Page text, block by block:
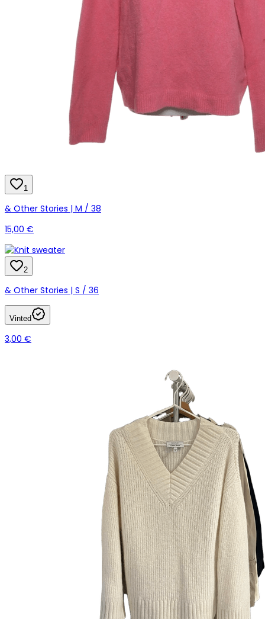
1
& Other Stories | M / 38
15,00 €
2
& Other Stories | S / 36
Vinted
3,00 €